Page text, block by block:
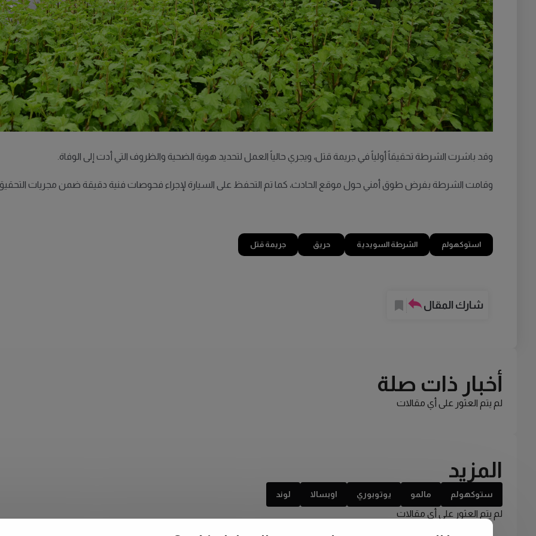
وقد باشرت الشرطة تحقيقاً أولياً في جريمة قتل، ويجري حالياً العمل لتحديد هوية الضحية والظروف التي أدت إلى الوفاة.
وقامت الشرطة بفرض طوق أمني حول موقع الحادث، كما تم التحفظ على السيارة لإجراء فحوصات فنية دقيقة ضمن مجريات
استوكهولم الشرطة السويدية حريق جريمة قتل
شارك المقال
أخبار ذات صلة
لم يتم العثور على أي مقالات
المزيد
ستوكهولم مالمو يوتوبوري اوبسالا لوند
لم يتم العثور على أي مقالات